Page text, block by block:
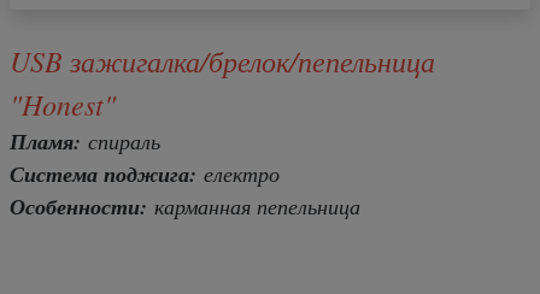
USB зажигалка/брелок/пепельница
"Honest"
Пламя: спираль
Система поджига: електро
Особенности: карманная пепельница